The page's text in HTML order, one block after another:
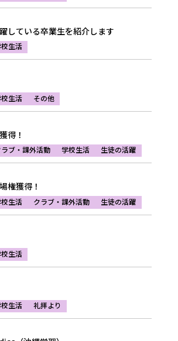
している卒業生を紹介します
生活
生活 その他
得！
ラブ・課外活動 学校生活 生徒の活躍
権獲得！
生活 クラブ・課外活動 生徒の活躍
生活
生活 礼拝より